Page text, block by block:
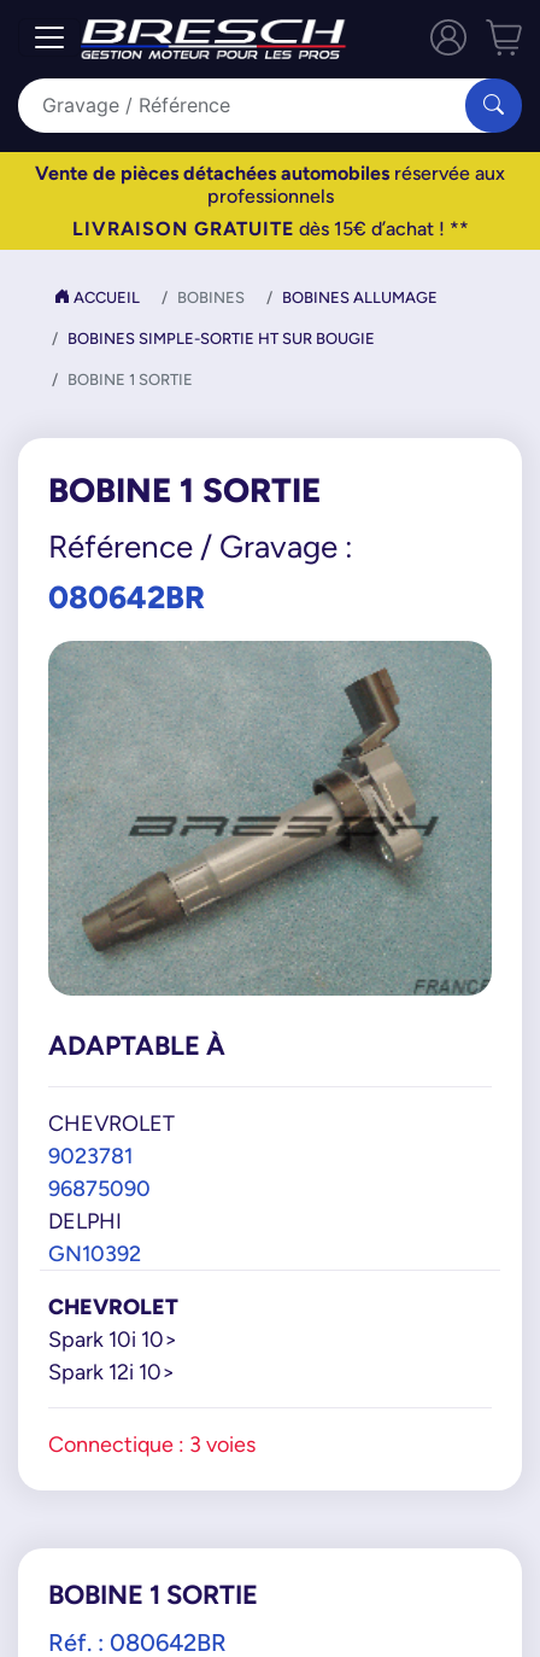
Vente de pièces détachées automobiles réservée aux
professionnels
LIVRAISON GRATUITE dès 15€ d’achat ! **
ACCUEIL BOBINES BOBINES ALLUMAGE
BOBINES SIMPLE-SORTIE HT SUR BOUGIE
BOBINE 1 SORTIE
BOBINE 1 SORTIE
Référence / Gravage :
080642BR
ADAPTABLE À
CHEVROLET
9023781
96875090
DELPHI
GN10392
CHEVROLET
Spark 10i 10>
Spark 12i 10>
Connectique : 3 voies
BOBINE 1 SORTIE
Réf. : 080642BR